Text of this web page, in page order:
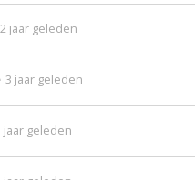
2 jaar geleden
3 jaar geleden
jaar geleden